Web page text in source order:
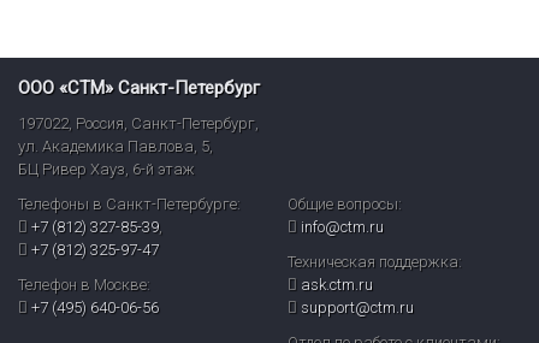
ООО «СТМ» Санкт-Петербург
197022, Россия, Санкт-Петербург,
ул. Академика Павлова, 5,
БЦ Ривер Хауз, 6-й этаж
Телефоны в Санкт-Петербурге:
+7 (812) 327-85-39,
+7 (812) 325-97-47
Телефон в Москве:
+7 (495) 640-06-56
Общие вопросы:
info@ctm.ru
Техническая поддержка:
ask.ctm.ru
support@ctm.ru